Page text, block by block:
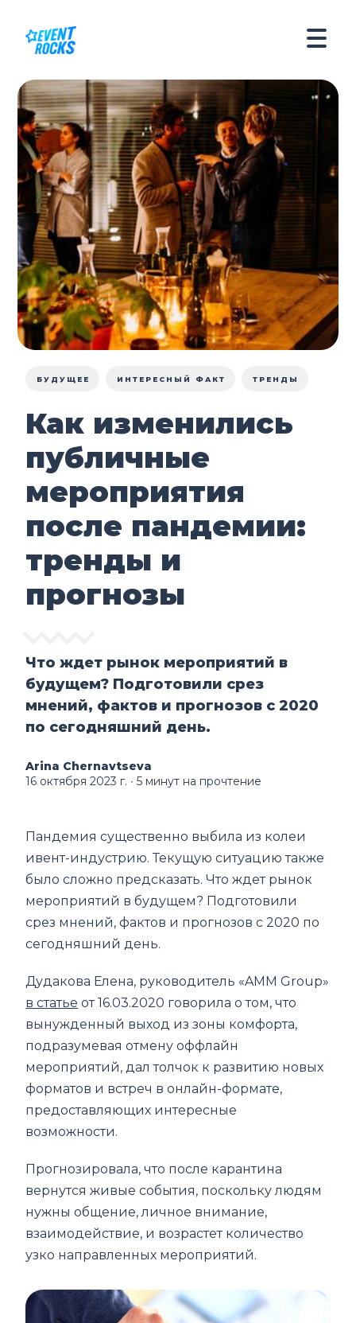
БУДУЩЕЕ ИНТЕРЕСНЫЙ ФАКТ ТРЕНДЫ
Как изменились
публичные
мероприятия
после пандемии:
тренды и
прогнозы
Что ждет рынок мероприятий в
будущем? Подготовили срез
мнений, фактов и прогнозов с 2020
по сегодняшний день.
Arina Chernavtseva
16 октября 2023 г. ∙ 5 минут на прочтение
Пандемия существенно выбила из колеи
ивент-индустрию. Текущую ситуацию также
было сложно предсказать. Что ждет рынок
мероприятий в будущем? Подготовили
срез мнений, фактов и прогнозов с 2020 по
сегодняшний день.
Дудакова Елена, руководитель «AMM Group»
в статье от 16.03.2020 говорила о том, что
вынужденный выход из зоны комфорта,
подразумевая отмену оффлайн
мероприятий, дал толчок к развитию новых
форматов и встреч в онлайн-формате,
предоставляющих интересные
возможности.
Прогнозировала, что после карантина
вернутся живые события, поскольку людям
нужны общение, личное внимание,
взаимодействие, и возрастет количество
узко направленных мероприятий.